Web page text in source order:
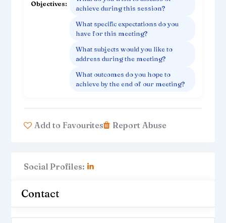
repérer très vite ce qui bloque et ce qui
J’ai déjà aidé plusieurs personnes à
rendre leur profil plus clair, plus
stratégique et surtout plus convaincant.
Concrètement, avec cet audit, tu vas
obtenir :
invisible
* Ce qui doit être optimisé en priorité
constamment
L’objectif : que quelqu’un qui arrive sur
ton profil comprenne en 5 secondes
Objectives
achieve during this session?
What specific expectations do you
have for this meeting?
What subjects would you like to
address during the meeting?
What outcomes do you hope to
achieve by the end of our meeting?
Add to Favourites Report Abuse
Social Profiles:
Contact